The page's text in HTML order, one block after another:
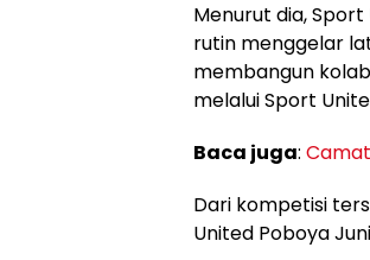
Menurut dia,
rutin menggelar
membangun
melalui Sport
Baca juga:
Dari kompetisi
United Poboya